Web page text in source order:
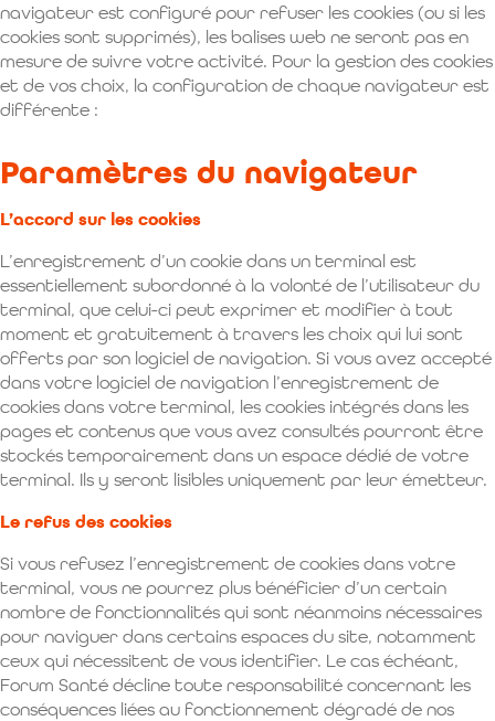
navigateur est configuré pour refuser les cookies (ou si les
cookies sont supprimés), les balises web ne seront pas en
mesure de suivre votre activité. Pour la gestion des cookies
et de vos choix, la configuration de chaque navigateur est
différente :
Paramètres du navigateur
L’accord sur les cookies
L’enregistrement d’un cookie dans un terminal est
essentiellement subordonné à la volonté de l’utilisateur du
terminal, que celui-ci peut exprimer et modifier à tout
moment et gratuitement à travers les choix qui lui sont
offerts par son logiciel de navigation. Si vous avez accepté
dans votre logiciel de navigation l’enregistrement de
cookies dans votre terminal, les cookies intégrés dans les
pages et contenus que vous avez consultés pourront être
stockés temporairement dans un espace dédié de votre
terminal. Ils y seront lisibles uniquement par leur émetteur.
Le refus des cookies
Si vous refusez l’enregistrement de cookies dans votre
terminal, vous ne pourrez plus bénéficier d’un certain
nombre de fonctionnalités qui sont néanmoins nécessaires
pour naviguer dans certains espaces du site, notamment
ceux qui nécessitent de vous identifier. Le cas échéant,
Forum Santé décline toute responsabilité concernant les
conséquences liées au fonctionnement dégradé de nos